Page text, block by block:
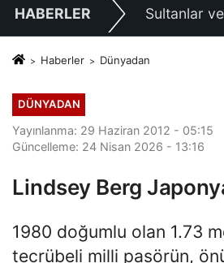
HABERLER Sultanlar
Haberler Dünyadan
DÜNYADAN
Yayınlanma: 29 Haziran 2012 - 05:15
Güncelleme: 24 Nisan 2026 - 13:16
Lindsey Berg
1980 doğumlu olan 1.73
tecrübeli milli pasörün,